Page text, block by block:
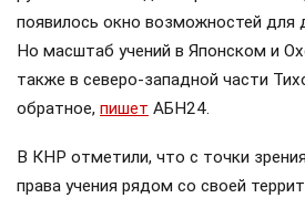
появилось окно возможностей для
Но масштаб учений в Японском и
также в северо-западной части
обратное, пишет АБН24.
В КНР отметили, что с точки
права учения рядом со своей